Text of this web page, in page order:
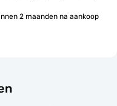
2 maanden na aankoop